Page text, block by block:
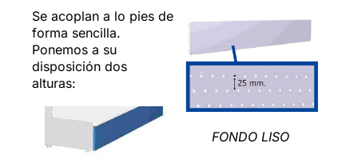
Se acoplan a lo pies de
forma sencilla.
Ponemos a su
disposición dos
alturas:
FONDO LISO